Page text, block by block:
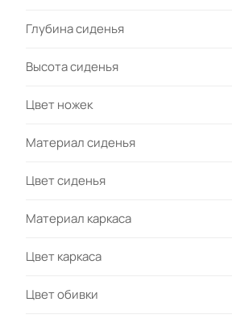
Глубина сиденья
Высота сиденья
Цвет ножек
Материал сиденья
Цвет сиденья
Материал каркаса
Цвет каркаса
Цвет обивки